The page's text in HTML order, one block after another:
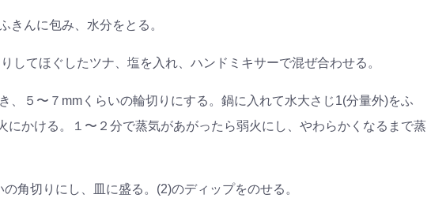
きんに包み、水分をとる。
してほぐしたツナ、塩を入れ、ハンドミキサーで混ぜ合わせる。
、５〜７mmくらいの輪切りにする。鍋に入れて水大さじ1(分量外)をふ
にかける。１〜２分で蒸気があがったら弱火にし、やわらかくなるまで蒸
角切りにし、皿に盛る。(2)のディップをのせる。